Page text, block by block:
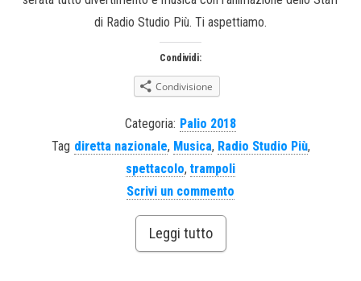
di Radio Studio Più. Ti aspettiamo.
Condividi:
Condivisione
Categoria: Palio 2018
Tag diretta nazionale, Musica, Radio Studio Più,
spettacolo, trampoli
Scrivi un commento
Leggi tutto